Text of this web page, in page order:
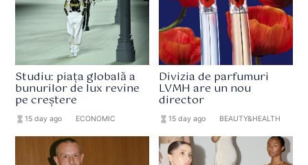
Studiu: piața globală a
bunurilor de lux revine
pe creștere
hourglass_full15 day ago ECONOMIC
Divizia de parfumuri
LVMH are un nou
director
hourglass_full 15 day ago BEAUTY&HEALTH